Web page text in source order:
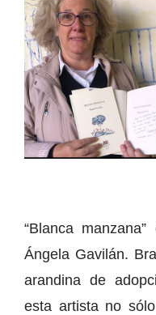
“Blanca
Ángela Gavilán.
arandina de
esta artista no